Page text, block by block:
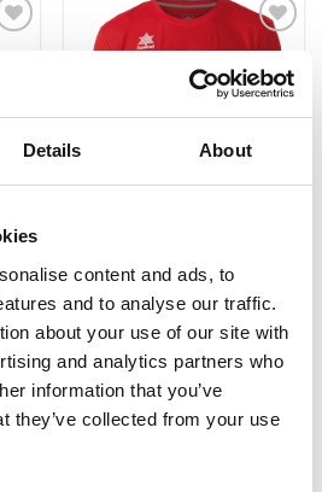
Details About
content and ads, to
and to analyse our traffic.
about your use of our site with
and analytics partners who
information that you’ve
they’ve collected from your use
Πρόσθήκη
Shirt POL
12,40€